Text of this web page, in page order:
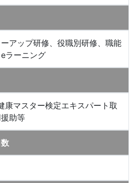
アップ研修、役職別研修、職能
ラーニング
康マスター検定エキスパート取
助等